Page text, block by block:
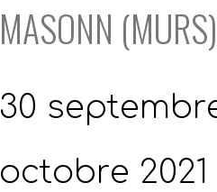
MASONN (MURS)
30
octobre 2021